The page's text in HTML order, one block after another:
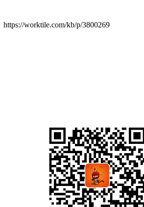
https://worktile.com/kb/p/3800269